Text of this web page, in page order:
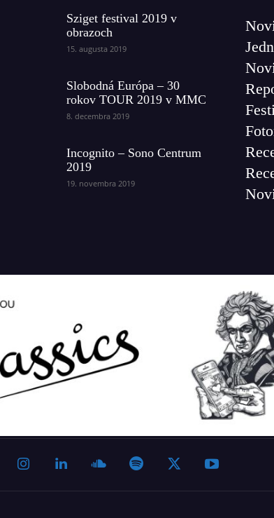
Sziget festival 2019 v
obrazoch
15. augusta 2019
Slobodná Európa – 30
rokov TOUR 2019 v MMC
8. decembra 2019
Incognito – Sono Centrum
2019
19. novembra 2019